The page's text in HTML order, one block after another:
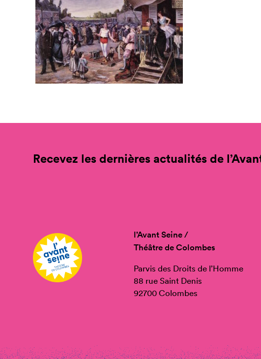
Recevez les dernières actualités de
l’Avant Seine /
Théâtre de Colombes
Parvis des Droits de l’Homme
88 rue Saint Denis
92700 Colombes